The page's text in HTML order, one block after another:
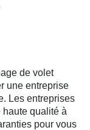
de volet
une entreprise
Les entreprises
qualité à
pour vous